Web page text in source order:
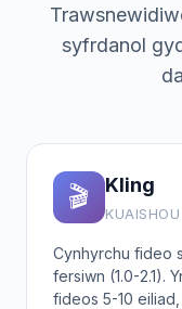
syfrdanol
🎬 Kling
Cynhyrchu fideo
fersiwn (1.0-2.1).
fideos 5-10